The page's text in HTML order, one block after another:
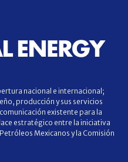
nacional e internacional;
producción y sus servicios
existente para la
estratégico entre la iniciativa
Mexicanos y la Comisión